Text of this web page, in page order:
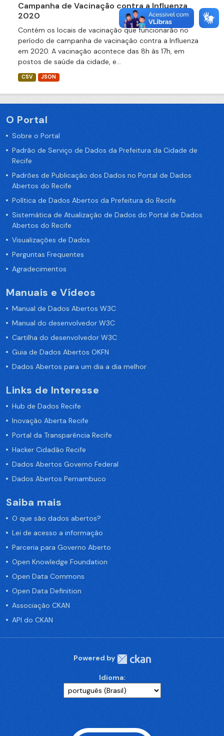
Campanha de Vacinação contra a Influenza
2020
Contém os locais de vacinação que funcionarão no
período de campanha de vacinação contra a Influenza
em 2020. A vacinação acontece das 8h às 17h, em
postos de saúde da cidade, e...
CSV JSON
O Portal
Sobre o Portal
Padrão de Serviço de Dados da Prefeitura da Cidade de
Recife
Padrões de Publicação dos Dados no Portal de Dados
Abertos do Recife
Política de Dados Abertos da Prefeitura do Recife
Sistemática de Atualização de Dados do Portal de Dados
Abertos do Recife
Visualizações de Dados
Perguntas Frequentes
Agradecimentos
Manuais e Vídeos
Manual de Dados Abertos W3C
Manual do desenvolvedor W3C
Cartilha do desenvolvedor W3C
Guia de Dados Abertos OKFN
Dados Abertos para um dia a dia melhor
Links de Interesse
Hub de Dados Recife
Inovação Aberta Recife
Portal da Transparência Recife
Hacker Cidadão Recife
Dados Abertos Governo Federal
Dados Abertos Pernambuco
Saiba mais
O que são dados abertos?
Lei de acesso a informação
Parceria para Governo Aberto
Open Knowledge Foundation
Open Data Commons
Open Data Definition
Associação CKAN
API do CKAN
Powered by
Idioma